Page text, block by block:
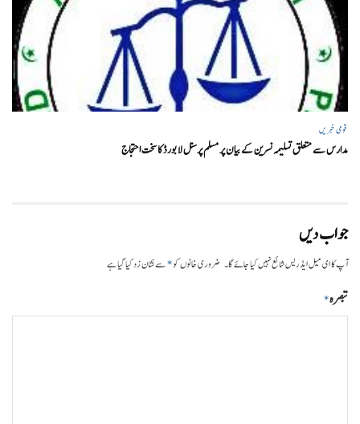
قومی خبریں
مدارس سے متعلق تسلیمہ نسرین کے بیان پر مسلم پرسنل لا بورڈ کا سخت احتجاج
جواب دیں
آپ کا ای میل ایڈریس شائع نہیں کیا جائے گا۔ ضروری خانوں کو*سے نشان زد کیا گیا ہے
تبصرہ*